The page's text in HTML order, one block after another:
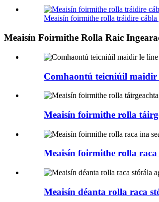
Meaisín foirmithe rolla tráidire
Meaisín Foirmithe Rolla Raic
Comhaontú teicniúil
Meaisín foirmithe rolla
Meaisín foirmithe rolla raca
Meaisín déanta rolla raca